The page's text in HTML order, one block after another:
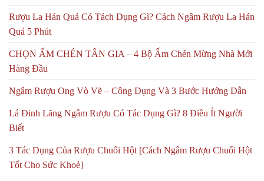
Rượu La Hán Quả Có Tách Dụng Gì? Cách Ngâm Rượu La Hán
Quả 5 Phút
CHỌN ẤM CHÉN TÂN GIA – 4 Bộ Ấm Chén Mừng Nhà Mới
Hàng Đầu
Ngâm Rượu Ong Vò Vẽ – Công Dụng Và 3 Bước Hướng Dẫn
Lá Đinh Lăng Ngâm Rượu Có Tác Dụng Gì? 8 Điều Ít Người
Biết
3 Tác Dụng Của Rượu Chuối Hột [Cách Ngâm Rượu Chuối Hột
Tốt Cho Sức Khoẻ]